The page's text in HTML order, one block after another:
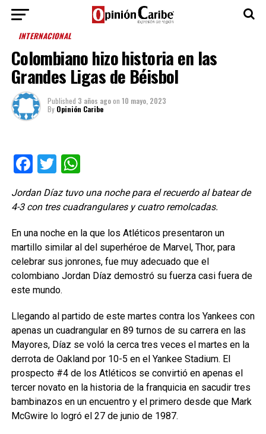
INTERNACIONAL
Colombiano hizo historia en las
Grandes Ligas de Béisbol
Published 3 años agoon 10 mayo, 2023
By Opinión Caribe
Facebook
TwitterWhatsApp
Jordan Díaz tuvo una noche para el recuerdo al batear de
4-3 con tres cuadrangulares y cuatro remolcadas.
En una noche en la que los Atléticos presentaron un
martillo similar al del superhéroe de Marvel, Thor, para
celebrar sus jonrones, fue muy adecuado que el
colombiano Jordan Díaz demostró su fuerza casi fuera de
este mundo.
Llegando al partido de este martes contra los Yankees con
apenas un cuadrangular en 89 turnos de su carrera en las
Mayores, Díaz se voló la cerca tres veces el martes en la
derrota de Oakland por 10-5 en el Yankee Stadium. El
prospecto #4 de los Atléticos se convirtió en apenas el
tercer novato en la historia de la franquicia en sacudir tres
bambinazos en un encuentro y el primero desde que Mark
McGwire lo logró el 27 de junio de 1987.